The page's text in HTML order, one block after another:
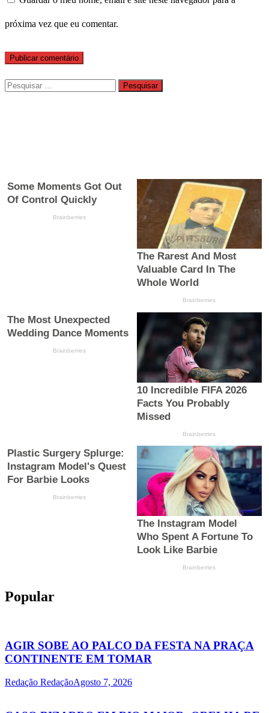
próxima vez que eu comentar.
Pesquisar
por:
Popular
AGIR SOBE AO PALCO DA FESTA NA PRAÇA
CONTINENTE EM TOMAR
Redação RedaçãoAgosto 7, 2026